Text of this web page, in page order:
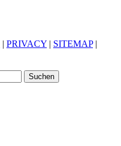
PRIVACY SITEMAP|